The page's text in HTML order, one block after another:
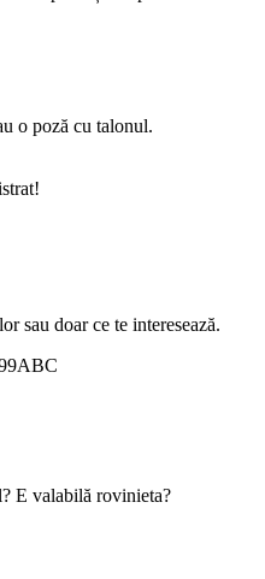
o poză cu talonul.
sau doar ce te interesează.
E valabilă rovinieta?